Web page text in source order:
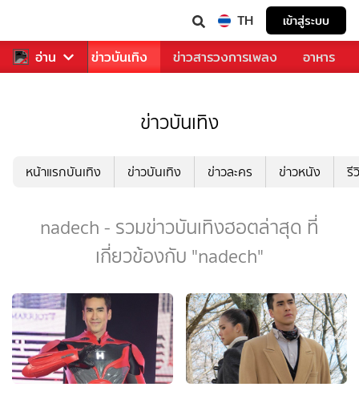
TH เข้าสู่ระบบ
อ่าน
ฬา ข่าว ข่าวบันเทิง ข่าวสารวงการเพลง อาหาร
ข่าวบันเทิง
หน้าแรกบันเทิง ข่าวบันเทิง ข่าวละคร ข่าวหนัง รี
nadech - รวมข่าวบันเทิงฮอตล่าสุด ที่
เกี่ยวข้องกับ "nadech"